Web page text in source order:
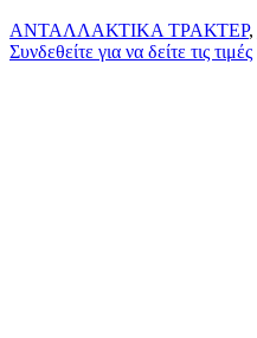
ΑΝΤΑΛΛΑΚΤΙΚΑ ΤΡΑΚΤΕΡ,
Συνδεθείτε για να δείτε τις τιμές